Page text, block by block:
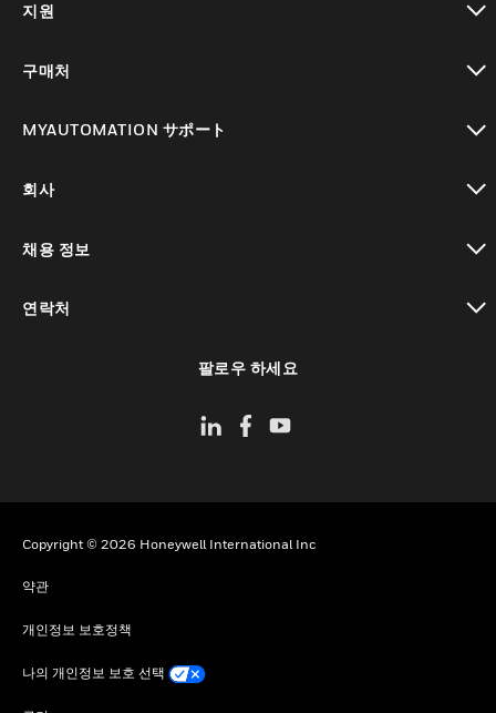
지원
구매처
MYAUTOMATION サポート
회사
채용 정보
연락처
팔로우 하세요
Copyright © 2026 Honeywell International Inc
약관
개인정보 보호정책
나의 개인정보 보호 선택